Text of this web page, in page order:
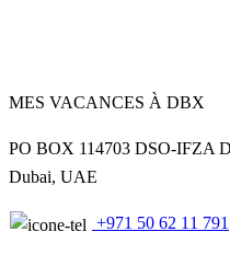
MES VACANCES À DBX
PO BOX 114703 DSO-IFZA
Dubai, UAE
+971 50 62 11 791